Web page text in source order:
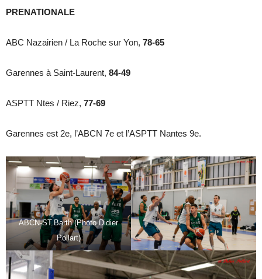
PRENATIONALE
ABC Nazairien / La Roche sur Yon, 78-65
Garennes à Saint-Laurent, 84-49
ASPTT Ntes / Riez, 77-69
Garennes est 2e, l’ABCN 7e et l’ASPTT Nantes 9e.
ABCN-ST.Barth (Photo Didier
Pollart)